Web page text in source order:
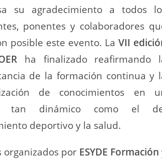
su agradecimiento a todos
ponentes y colaboradores
posible este evento. La VII
ha finalizado reafirmando
de la formación continua y
de conocimientos en
tan dinámico como el
deportivo y la salud.
organizados por ESYDE Formación